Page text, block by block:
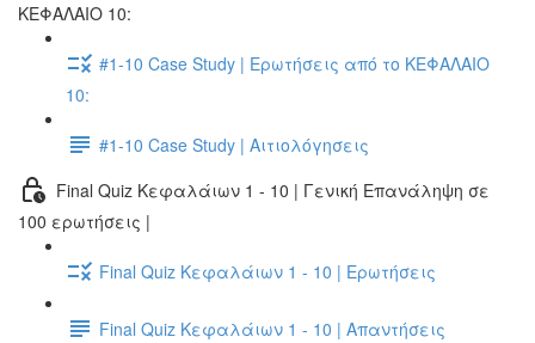
ΚΕΦΑΛΑΙΟ 10:
#1-10 Case Study | Ερωτήσεις από το ΚΕΦΑΛΑΙΟ
10:
#1-10 Case Study | Αιτιολόγησεις
Final Quiz Κεφαλάιων 1 - 10 | Γενική Επανάληψη σε
100 ερωτήσεις |
Final Quiz Κεφαλάιων 1 - 10 | Ερωτήσεις
Final Quiz Κεφαλάιων 1 - 10 | Απαντήσεις